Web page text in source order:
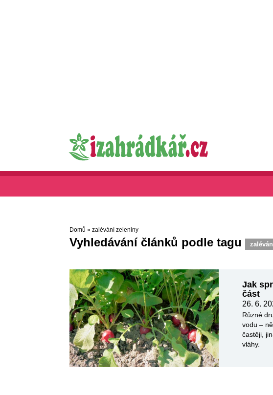
Domů » zalévání zeleniny
Vyhledávání článků podle tagu
Jak
část
26. 6.
Různé
vodu –
častěji,
vláhy.